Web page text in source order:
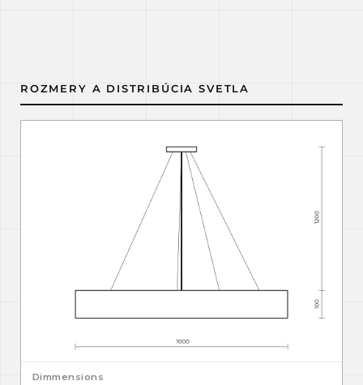
ROZMERY A DISTRIBÚCIA SVETLA
Dimmensions